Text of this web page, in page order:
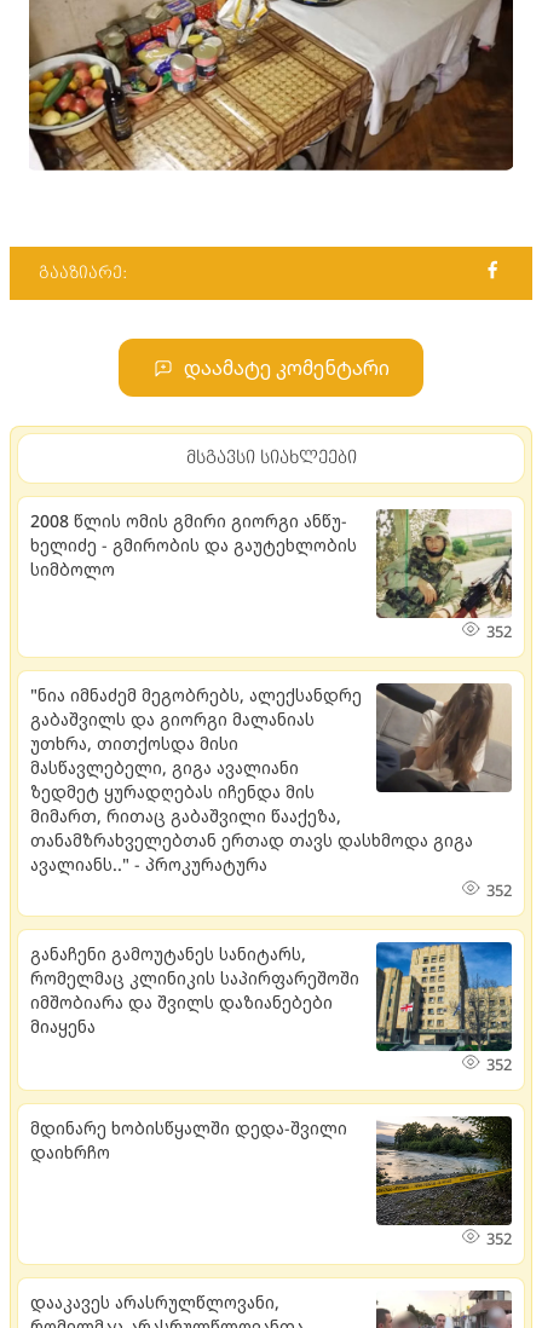
გააზიარე:
დაამატე კომენტარი
მსგავსი სიახლეები
2008 წლის ომის გმირი გი­ორ­გი ან­წუ­
ხე­ლი­ძე - გმი­რო­ბის და გა­უ­ტეხ­ლო­ბის
სიმ­ბო­ლო
352
"ნია იმნაძემ მეგობრებს, ალექსანდრე
გაბაშვილს და გიორგი მალანიას
უთხრა, თითქოსდა მისი
მასწავლებელი, გიგა ავალიანი
ზედმეტ ყურადღებას იჩენდა მის
მიმართ, რითაც გაბაშვილი წააქეზა,
თანამზრახველებთან ერთად თავს დასხმოდა გიგა
ავალიანს.." - პროკურატურა
352
განაჩენი გამოუტანეს სანიტარს,
რომელმაც კლინიკის საპირფარეშოში
იმშობიარა და შვილს დაზიანებები
მიაყენა
352
მდი­ნა­რე ხო­ბის­წყალ­ში დედა-შვი­ლი
და­იხ­რჩო
352
დააკავეს არასრულწლოვანი,